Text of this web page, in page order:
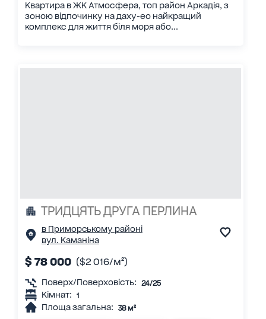
Квартира в ЖК Атмосфера, топ район Аркадія, з
зоною відпочинку на даху-ео найкращий
комплекс для життя біля моря або...
ТРИДЦЯТЬ ДРУГА ПЕРЛИНА
в Приморському районі
вул. Каманіна
$ 78 000 ($2 016/м²)
Поверх/Поверховість: 24/25
Кімнат: 1
Площа загальна: 38 м²